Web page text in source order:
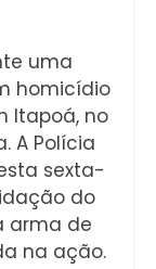
uma
homicídio
Itapoá, no
A Polícia
sexta-
do
arma de
na ação.